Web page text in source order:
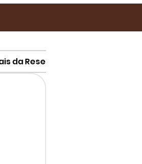
da Reserva